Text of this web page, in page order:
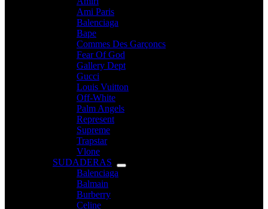
Ami Paris
Balenciaga
Bape
Commes Des Garçoncs
Fear Of God
Gallery Dept
Gucci
Louis Vuitton
Off-White
Palm Angels
Represent
Supreme
Trapstar
Vlone
SUDADERAS
Balenciaga
Balmain
Burberry
Celine